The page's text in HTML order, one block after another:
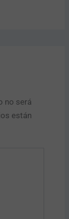
no será
están